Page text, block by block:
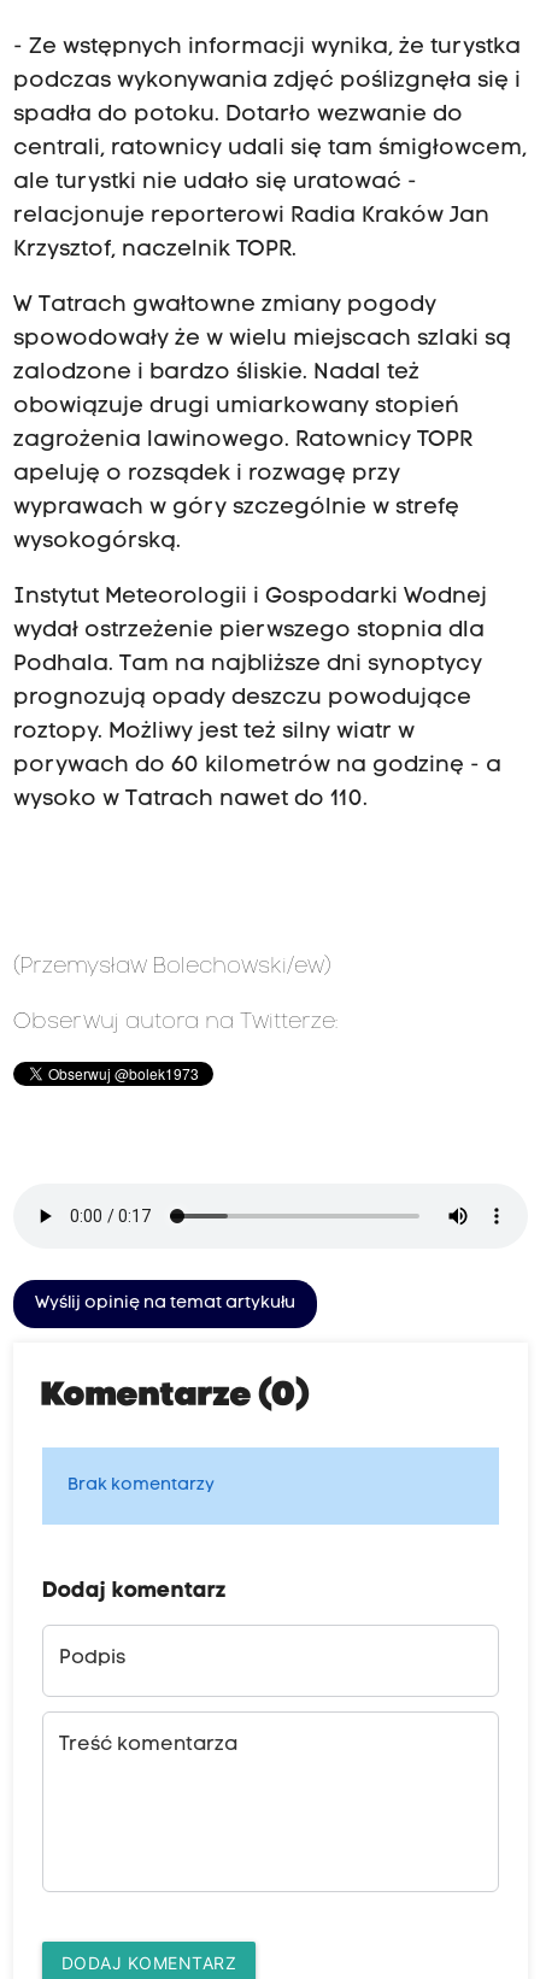
- Ze wstępnych informacji wynika, że turystka
podczas wykonywania zdjęć poślizgnęła się i
spadła do potoku. Dotarło wezwanie do
centrali, ratownicy udali się tam śmigłowcem,
ale turystki nie udało się uratować -
relacjonuje reporterowi Radia Kraków Jan
Krzysztof, naczelnik TOPR.
W Tatrach gwałtowne zmiany pogody
spowodowały że w wielu miejscach szlaki są
zalodzone i bardzo śliskie. Nadal też
obowiązuje drugi umiarkowany stopień
zagrożenia lawinowego. Ratownicy TOPR
apeluję o rozsądek i rozwagę przy
wyprawach w góry szczególnie w strefę
wysokogórską.
Instytut Meteorologii i Gospodarki Wodnej
wydał ostrzeżenie pierwszego stopnia dla
Podhala. Tam na najbliższe dni synoptycy
prognozują opady deszczu powodujące
roztopy. Możliwy jest też silny wiatr w
porywach do 60 kilometrów na godzinę - a
wysoko w Tatrach nawet do 110.
(Przemysław Bolechowski/ew)
Obserwuj autora na Twitterze:
Wyślij opinię na temat artykułu
Komentarze (0)
Brak komentarzy
Dodaj komentarz
Podpis
Treść komentarza
DODAJ KOMENTARZ